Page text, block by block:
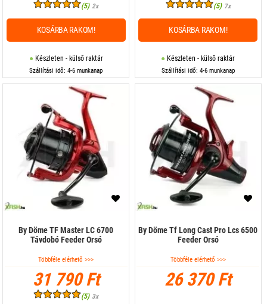
(5) 2x
Készleten - külső raktár
Szállítási idő: 4-6 munkanap
KOSÁRBA RAKOM!
(5) 7x
Készleten - külső raktár
Szállítási idő: 4-6 munkanap
KOSÁRBA RAKOM!
By Döme TF Master LC 6700
Távdobó Feeder Orsó
Többféle elérhető >>>
31 790 Ft
(5) 3x
By Döme Tf Long Cast Pro Lcs 6500
Feeder Orsó
Többféle elérhető >>>
26 370 Ft